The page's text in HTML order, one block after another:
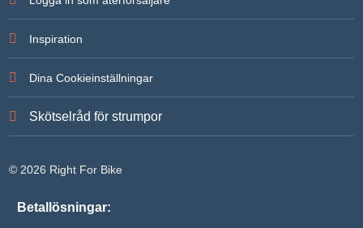
Inspiration
Dina Cookieinställningar
Skötselråd för strumpor
© 2026 Right For Bike
Betallösningar:
används.
Upplevelse
För att vår
hemsida ska
prestera så
bra som
möjligt under
ditt besök.
nekar de här
kakorna
viss
funktionalitet